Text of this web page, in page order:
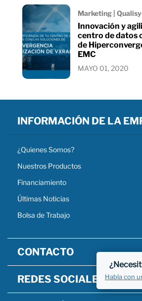
Habla con
Marketing |
Innovación y
centro de datos
de
EMC
MAYO 01, 2020
INFORMACIÓN DE LA
¿Quienes Somos?
Nuestros Productos
Financiamiento
Últimas Noticias
Bolsa de Trabajo
CONTACTO
REDES SOCIALES